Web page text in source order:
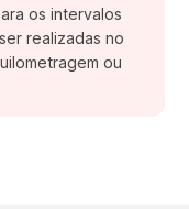
os intervalos
realizadas no
ou